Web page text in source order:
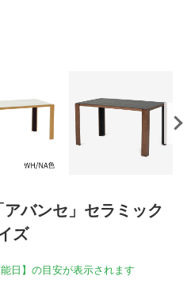
バンセ」セラミック
ズ
日】の目安が表示されます